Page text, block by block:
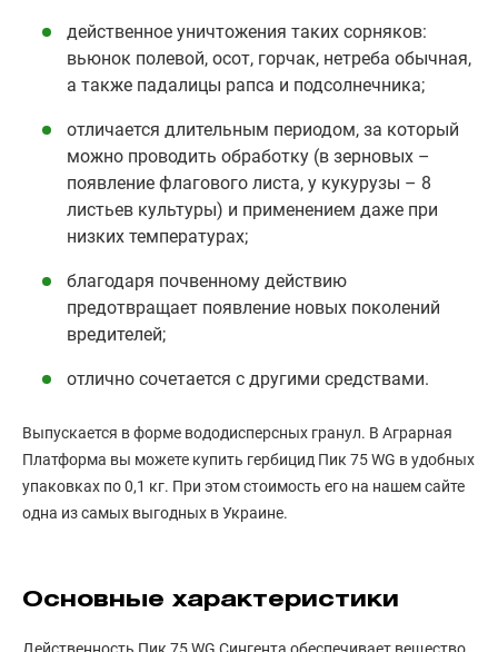
действенное уничтожения таких сорняков:
вьюнок полевой, осот, горчак, нетреба обычная,
а также падалицы рапса и подсолнечника;
отличается длительным периодом, за который
можно проводить обработку (в зерновых –
появление флагового листа, у кукурузы – 8
листьев культуры) и применением даже при
низких температурах;
благодаря почвенному действию
предотвращает появление новых поколений
вредителей;
отлично сочетается с другими средствами.
Выпускается в форме вододисперсных гранул. В Аграрная
Платформа вы можете купить гербицид Пик 75 WG в удобных
упаковках по 0,1 кг. При этом стоимость его на нашем сайте
одна из самых выгодных в Украине.
Основные характеристики